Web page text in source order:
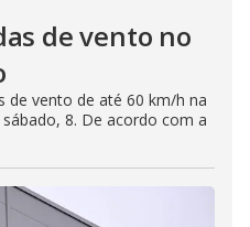
de vento no
de vento de até 60 km/h na
8. De acordo com a